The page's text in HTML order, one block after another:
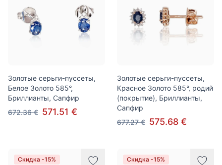
Золотые серьги-пуссеты,
Белое Золото 585°,
Бриллианты, Сапфир
672.36 € 571.51 €
Золотые серьги-пуссеты,
Красное Золото 585°, родий
(покрытие), Бриллианты,
Сапфир
677.27 € 575.68 €
Скидка -15% Скидка -15%